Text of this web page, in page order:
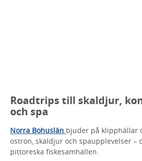
Roadtrips till skaldjur,
och spa
Norra Bohuslän bjuder på klipphällar
ostron, skaldjur och spaupplevelser –
pittoreska fiskesamhällen.